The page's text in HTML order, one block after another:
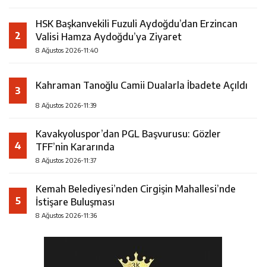
2
HSK Başkanvekili Fuzuli Aydoğdu’dan Erzincan
Valisi Hamza Aydoğdu’ya Ziyaret
8 Ağustos 2026-11:40
3 Kahraman Tanoğlu Camii Dualarla İbadete Açıldı
8 Ağustos 2026-11:39
4
Kavakyoluspor’dan PGL Başvurusu: Gözler
TFF’nin Kararında
8 Ağustos 2026-11:37
5
Kemah Belediyesi’nden Cirgişin Mahallesi’nde
İstişare Buluşması
8 Ağustos 2026-11:36